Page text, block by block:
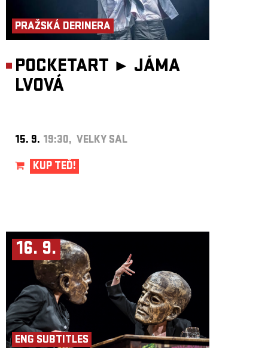
PRAŽSKÁ DERINERA
POCKETART ► JÁMA
LVOVÁ
15. 9. 19:30, VELKÝ SÁL
KUP TEĎ!
16. 9.
ENG SUBTITLES